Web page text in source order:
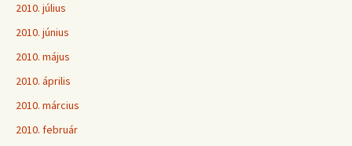
2010. július
2010. június
2010. május
2010. április
2010. március
2010. február